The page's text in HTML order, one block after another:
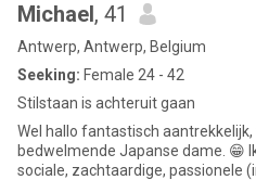
Michael, 41
Antwerp, Antwerp, Belgium
Seeking: Female 24 - 42
Stilstaan is achteruit gaan
Wel hallo fantastisch
bedwelmende Japanse dame. 😁 Ik ben Michael uit België. Een
sociale, zachtaardige, passionele